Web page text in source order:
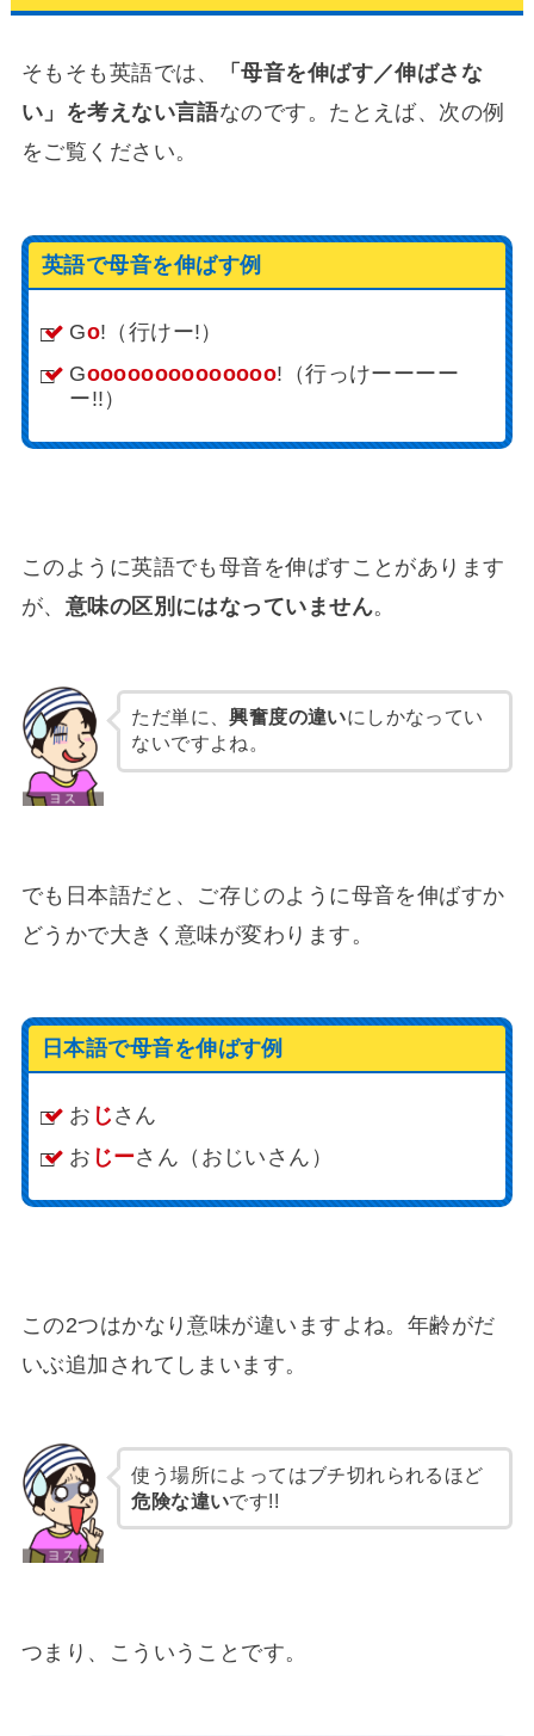
そもそも英語では、
「母音を伸ばす／伸ばさな
い」を考えない言語なのです。たとえば、次の例
をご覧ください。
英語で母音を伸ばす例
Go!（行けー!）
Goooooooooooooo!（行っけーーーー
ー!!）
このように英語でも母音を伸ばすことがあります
が、 意味の区別にはなっていません。
ただ単に、興奮度の違いにしかなってい
ないですよね。
でも日本語だと、ご存じのように母音を伸ばすか
どうかで大きく意味が変わります。
日本語で母音を伸ばす例
お じ さん
お じーさん（おじいさん）
この2つはかなり意味が違いますよね。年齢がだ
いぶ追加されてしまいます。
使う場所によってはブチ切れられるほど
危険な違いです!!
つまり、こういうことです。